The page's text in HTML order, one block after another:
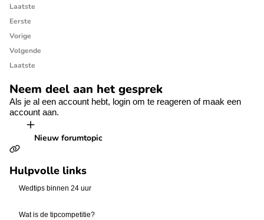
Laatste
Eerste
Vorige
Volgende
Laatste
Neem deel aan het gesprek
Als je al een account hebt, login om te reageren of maak een
account aan.
Nieuw forumtopic
Hulpvolle links
Wedtips binnen 24 uur
Wat is de tipcompetitie?